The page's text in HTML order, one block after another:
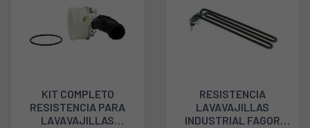
KIT COMPLETO
RESISTENCIA PARA
LAVAVAJILLAS
RESISTENCIA
LAVAVAJILLAS
INDUSTRIAL FAGOR